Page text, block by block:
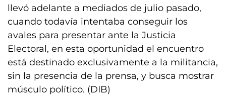
llevó adelante a mediados de julio pasado,
cuando todavía intentaba conseguir los
avales para presentar ante la Justicia
Electoral, en esta oportunidad el encuentro
está destinado exclusivamente a la militancia,
sin la presencia de la prensa, y busca mostrar
músculo político. (DIB)